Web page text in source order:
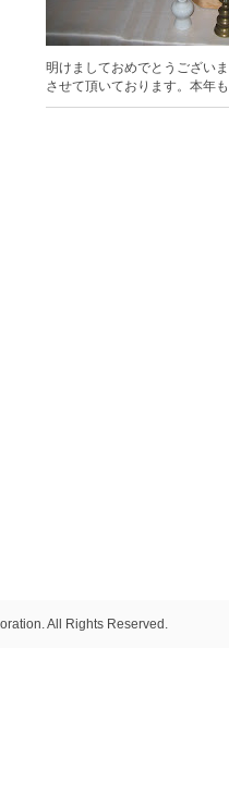
明けましておめでとうござい
させて頂いております。本年
All Rights Reserved.